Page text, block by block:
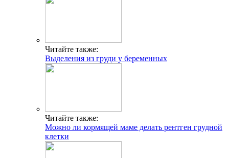
Читайте также:
Выделения из груди у беременных
Читайте также:
Можно ли кормящей маме делать рентген грудной
клетки